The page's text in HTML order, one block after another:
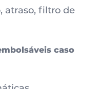
atraso, filtro de
caso